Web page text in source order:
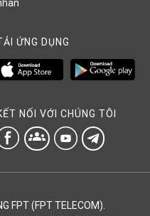
ỨNG DỤNG
NỐI VỚI CHÚNG TÔI
groups
FPT (FPT TELECOM).